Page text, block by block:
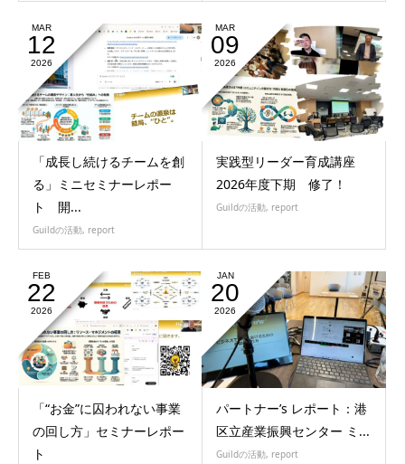
MAR
12
2026
「成長し続けるチームを創
る」ミニセミナーレポー
ト 開...
Guildの活動, report
MAR
09
2026
実践型リーダー育成講座
2026年度下期 修了！
Guildの活動, report
FEB
22
2026
「“お金”に囚われない事業
の回し方」セミナーレポー
ト
JAN
20
2026
パートナー’s レポート：港
区立産業振興センター ミ...
Guildの活動, report